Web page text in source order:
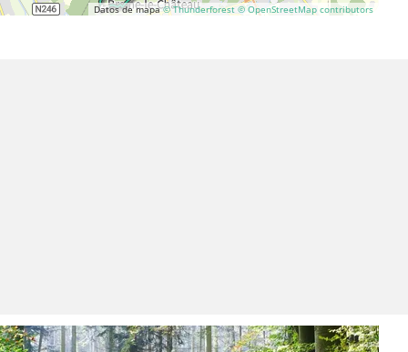
Datos de mapa© Thunderforest © OpenStreetMap contributors